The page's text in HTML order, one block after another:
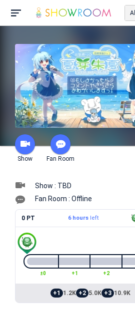
All
Show Fan Room
Show : TBD
Fan Room : Offline
0 PT 6 hoursleft
±0 +1 +2
+1 1.2K +2 5.0K +3 10.9K